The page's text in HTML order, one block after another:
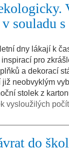
souladu
dny lákají k
pro
a dekorací
neobvyklým
stolek z
vysloužilých
do